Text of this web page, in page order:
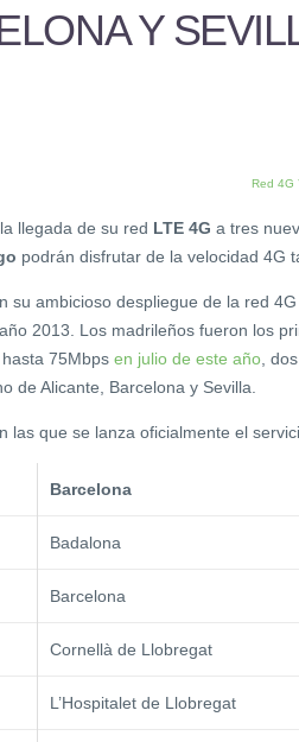
Y
llegada de su red LTE 4G a tres
podrán disfrutar de la velocidad 4G
su ambicioso despliegue de la red
2013. Los madrileños fueron los
75Mbps en julio de este año ,
de Alicante, Barcelona y Sevilla.
las que se lanza oficialmente el
Barcelona
Badalona
Barcelona
Cornellà de Llobregat
L’Hospitalet de Llobregat